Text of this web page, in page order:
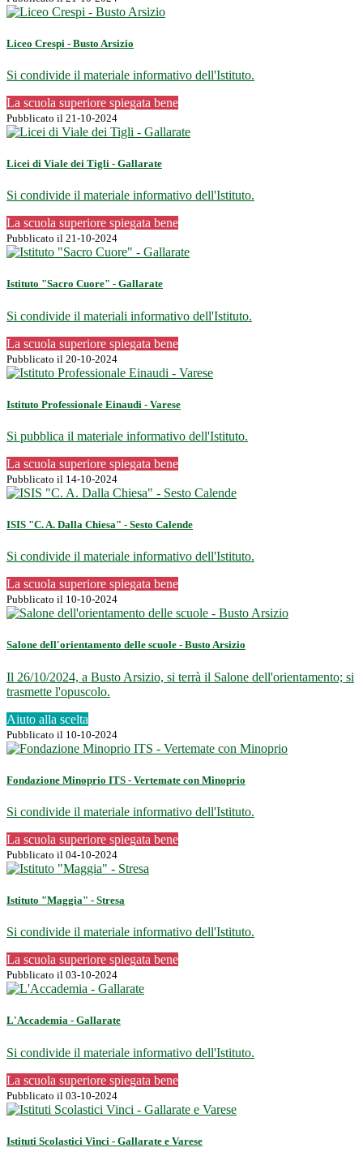
Liceo Crespi - Busto Arsizio
Si condivide il materiale informativo dell'Istituto.
La scuola superiore spiegata bene
Pubblicato il 21-10-2024
Licei di Viale dei Tigli - Gallarate
Si condivide il materiale informativo dell'Istituto.
La scuola superiore spiegata bene
Pubblicato il 21-10-2024
Istituto "Sacro Cuore" - Gallarate
Si condivide il materiali informativo dell'Istituto.
La scuola superiore spiegata bene
Pubblicato il 20-10-2024
Istituto Professionale Einaudi - Varese
Si pubblica il materiale informativo dell'Istituto.
La scuola superiore spiegata bene
Pubblicato il 14-10-2024
ISIS "C. A. Dalla Chiesa" - Sesto Calende
Si condivide il materiale informativo dell'Istituto.
La scuola superiore spiegata bene
Pubblicato il 10-10-2024
Salone dell'orientamento delle scuole - Busto Arsizio
Il 26/10/2024, a Busto Arsizio, si terrà il Salone dell'orientamento; si
trasmette l'opuscolo.
Aiuto alla scelta
Pubblicato il 10-10-2024
Fondazione Minoprio ITS - Vertemate con Minoprio
Si condivide il materiale informativo dell'Istituto.
La scuola superiore spiegata bene
Pubblicato il 04-10-2024
Istituto "Maggia" - Stresa
Si condivide il materiale informativo dell'Istituto.
La scuola superiore spiegata bene
Pubblicato il 03-10-2024
L'Accademia - Gallarate
Si condivide il materiale informativo dell'Istituto.
La scuola superiore spiegata bene
Pubblicato il 03-10-2024
Istituti Scolastici Vinci - Gallarate e Varese